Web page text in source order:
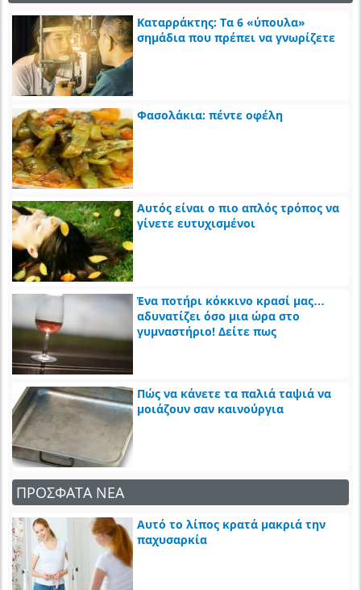
Καταρράκτης: Τα 6 «ύπουλα»
σημάδια που πρέπει να γνωρίζετε
Φασολάκια: πέντε οφέλη
Αυτός είναι ο πιο απλός τρόπος να
γίνετε ευτυχισμένοι
Ένα ποτήρι κόκκινο κρασί μας…
αδυνατίζει όσο μια ώρα στο
γυμναστήριο! Δείτε πως
Πώς να κάνετε τα παλιά ταψιά να
μοιάζουν σαν καινούργια
ΠΡΟΣΦΑΤΑ ΝΕΑ
Αυτό το λίπος κρατά μακριά την
παχυσαρκία